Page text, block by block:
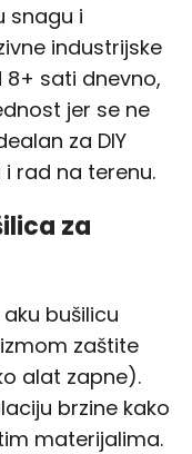
snagu i
industrijske
sati dnevno,
jer se ne
za DIY
rad na terenu.
za
bušilicu
zaštite
alat zapne).
brzine kako
materijalima.